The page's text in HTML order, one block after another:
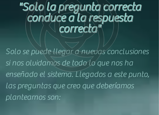
"Solola pregunta correcta
conduce a la respuesta
correcta"
Solo se puede llegar a nuevas conclusiones
si nos olvidamos de todo lo que nos ha
enseñado el sistema. Llegados a este punto,
las preguntas que creo que deberíamos
plantearnos son: